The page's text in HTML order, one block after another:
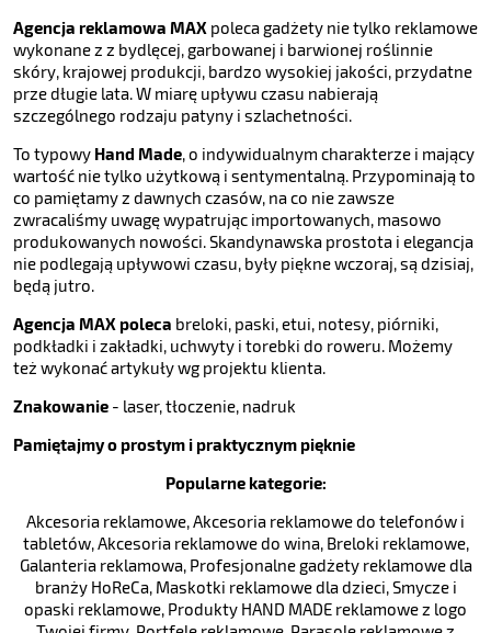
Agencja reklamowa MAX poleca gadżety nie tylko reklamowe
wykonane z z bydlęcej, garbowanej i barwionej roślinnie
skóry, krajowej produkcji, bardzo wysokiej jakości, przydatne
prze długie lata. W miarę upływu czasu nabierają
szczególnego rodzaju patyny i szlachetności.
To typowy Hand Made, o indywidualnym charakterze i mający
wartość nie tylko użytkową i sentymentalną. Przypominają to
co pamiętamy z dawnych czasów, na co nie zawsze
zwracaliśmy uwagę wypatrując importowanych, masowo
produkowanych nowości. Skandynawska prostota i elegancja
nie podlegają upływowi czasu, były piękne wczoraj, są dzisiaj,
będą jutro.
Agencja MAX poleca breloki, paski, etui, notesy, piórniki,
podkładki i zakładki, uchwyty i torebki do roweru. Możemy
też wykonać artykuły wg projektu klienta.
Znakowanie - laser, tłoczenie, nadruk
Pamiętajmy o prostym i praktycznym pięknie
Popularne kategorie:
Akcesoria reklamowe,Akcesoria reklamowe do telefonów i
tabletów,Akcesoria reklamowe do wina, Breloki reklamowe,
Galanteria reklamowa, Profesjonalne gadżety reklamowe dla
branży HoReCa, Maskotki reklamowe dla dzieci,Smycze i
opaski reklamowe, Produkty HAND MADE reklamowe z logo